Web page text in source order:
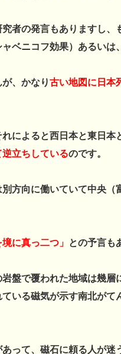
者の発言もありますし、
ベニコフ効果）あるいは
、かなり古い地図に日本
によると西日本と東日本
立ちしているのです。
方向に働いていて中央（
境に真っ二つ」 との予言も
盤で覆われた地域は幾層
いる磁気が示す南北がて
って、磁石に頼る人が迷